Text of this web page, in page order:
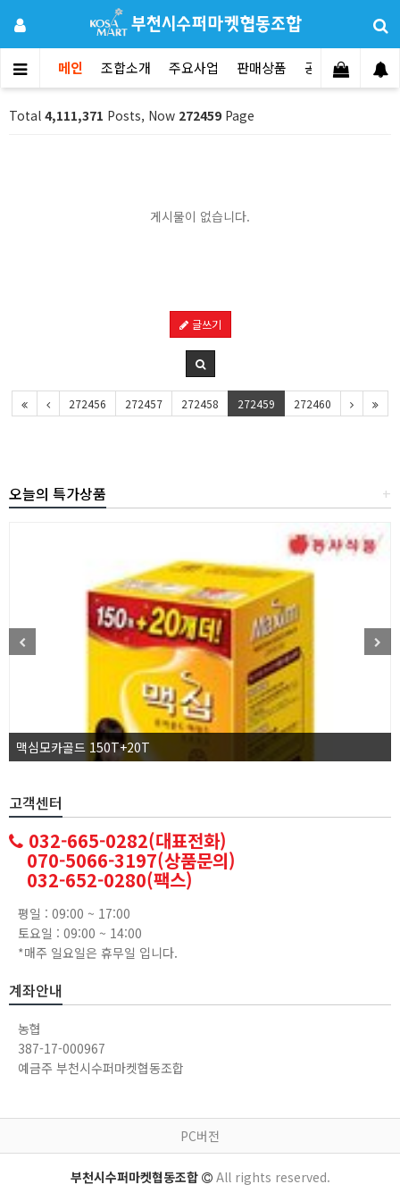
메인 조합소개 주요사업 판매상품 공지사항 문
Total 4,111,371 Posts, Now 272459 Page
게시물이 없습니다.
글쓰기
272456 272457 272458 272459 272460
+
오늘의 특가상품
맥심모카골드 150T+20T
고객센터
032-665-0282(대표전화)
070-5066-3197(상품문의)
032-652-0280(팩스)
평일 : 09:00 ~ 17:00
토요일 : 09:00 ~ 14:00
*매주 일요일은 휴무일 입니다.
계좌안내
농협
387-17-000967
예금주 부천시수퍼마켓협동조합
PC버전
부천시수퍼마켓협동조합 All rights reserved.